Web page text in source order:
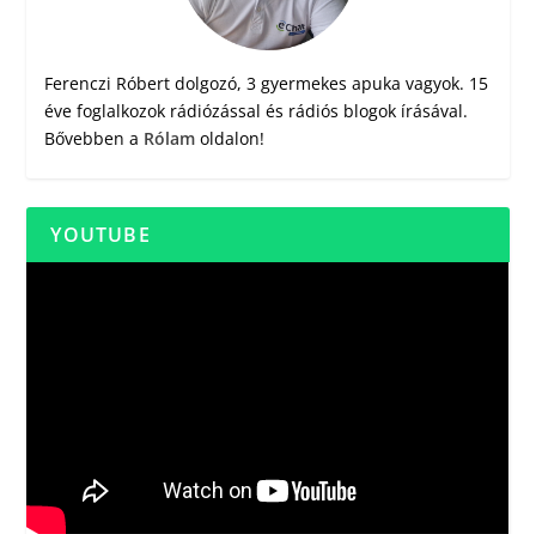
Ferenczi Róbert dolgozó, 3 gyermekes apuka vagyok. 15
éve foglalkozok rádiózással és rádiós blogok írásával.
Bővebben a Rólam oldalon!
YOUTUBE